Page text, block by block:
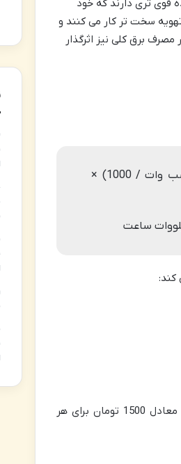
قوی تری دارند که خود
سخت تر کار می کنند و
برق کلی نیز اثرگذار
میزان مصرف برق (کیلووات ساعت در ماه) = (توان مصرفی دستگاه بر حسب وات / 1000) ×
ساعت
فرض کنید متوسط تعرفه برق خانگی (با احتساب پلکان ها) برای 1620 کیلووات ساعت، معادل 1500 تومان برای هر